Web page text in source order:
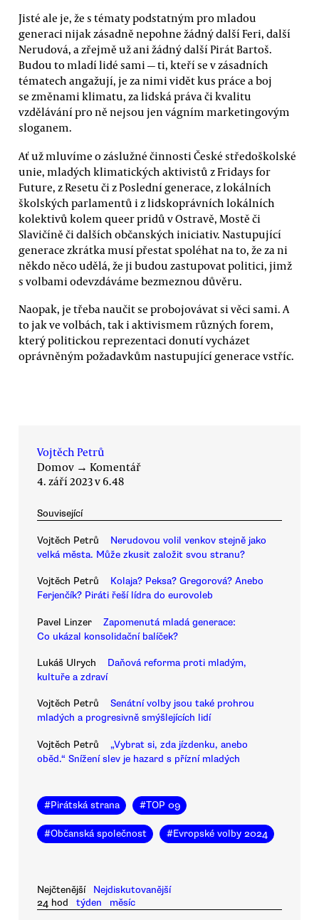
Jisté ale je, že s tématy podstatným pro mladou
generaci nijak zásadně nepohne žádný další Feri, další
Nerudová, a zřejmě už ani žádný další Pirát Bartoš.
Budou to mladí lidé sami — ti, kteří se v zásadních
tématech angažují, je za nimi vidět kus práce a boj
se změnami klimatu, za lidská práva či kvalitu
vzdělávání pro ně nejsou jen vágním marketingovým
sloganem.
Ať už mluvíme o záslužné činnosti České středoškolské
unie, mladých klimatických aktivistů z Fridays for
Future, z Resetu či z Poslední generace, z lokálních
školských parlamentů i z lidskoprávních lokálních
kolektivů kolem queer pridů v Ostravě, Mostě či
Slavičíně či dalších občanských iniciativ. Nastupující
generace zkrátka musí přestat spoléhat na to, že za ni
někdo něco udělá, že ji budou zastupovat politici, jimž
s volbami odevzdáváme bezmeznou důvěru.
Naopak, je třeba naučit se probojovávat si věci sami. A
to jak ve volbách, tak i aktivismem různých forem,
který politickou reprezentaci donutí vycházet
oprávněným požadavkům nastupující generace vstříc.
Vojtěch Petrů
Domov → Komentář
4. září 2023 v 6.48
Související
Vojtěch Petrů
Nerudovou volil venkov stejně jako
velká města. Může zkusit založit svou stranu?
Vojtěch Petrů
Kolaja? Peksa? Gregorová? Anebo
Ferjenčík? Piráti řeší lídra do eurovoleb
Pavel Linzer
Zapomenutá mladá generace:
Co ukázal konsolidační balíček?
Lukáš Ulrych
Daňová reforma proti mladým,
kultuře a zdraví
Vojtěch Petrů
Senátní volby jsou také prohrou
mladých a progresivně smýšlejících lidí
Vojtěch Petrů
„Vybrat si, zda jízdenku, anebo
oběd.“ Snížení slev je hazard s přízní mladých
#Pirátská strana #TOP 09
#Občanská společnost #Evropské volby 2024
Nejčtenější
Nejdiskutovanější
24 hod
týden měsíc